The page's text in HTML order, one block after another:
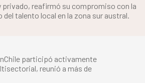
privado, reafirmó su compromiso con la
talento local en la zona sur austral.
participó activamente
reunió a más de